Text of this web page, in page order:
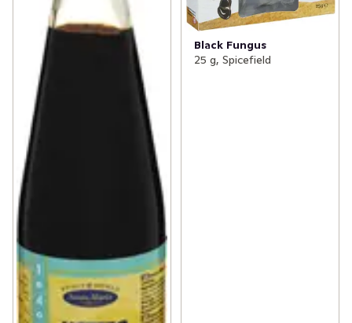
Black Fungus
25 g, Spicefield